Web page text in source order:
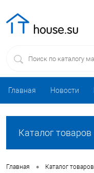
Главная Новости
Каталог товаров
Главная • Каталог товаров